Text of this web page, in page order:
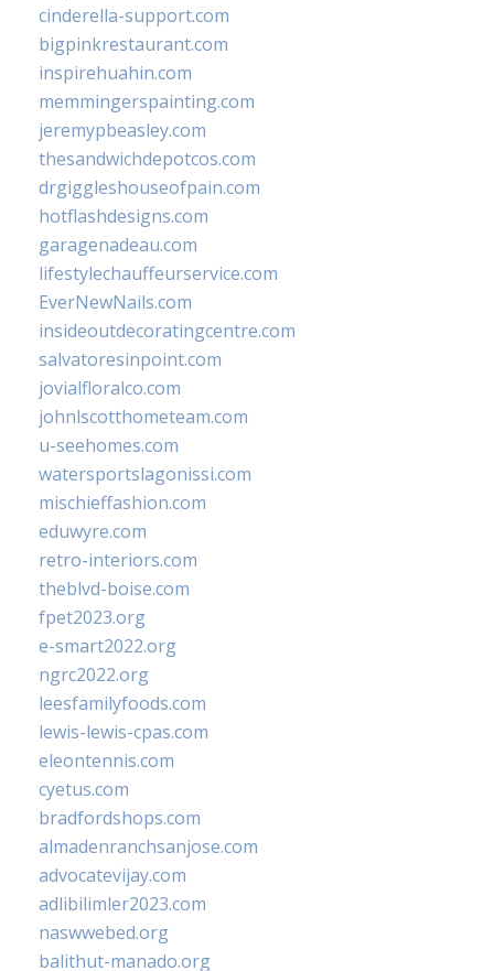
cinderella-support.com
bigpinkrestaurant.com
inspirehuahin.com
memmingerspainting.com
jeremypbeasley.com
thesandwichdepotcos.com
drgiggleshouseofpain.com
hotflashdesigns.com
garagenadeau.com
lifestylechauffeurservice.com
EverNewNails.com
insideoutdecoratingcentre.com
salvatoresinpoint.com
jovialfloralco.com
johnlscotthometeam.com
u-seehomes.com
watersportslagonissi.com
mischieffashion.com
eduwyre.com
retro-interiors.com
theblvd-boise.com
fpet2023.org
e-smart2022.org
ngrc2022.org
leesfamilyfoods.com
lewis-lewis-cpas.com
eleontennis.com
cyetus.com
bradfordshops.com
almadenranchsanjose.com
advocatevijay.com
adlibilimler2023.com
naswwebed.org
balithut-manado.org